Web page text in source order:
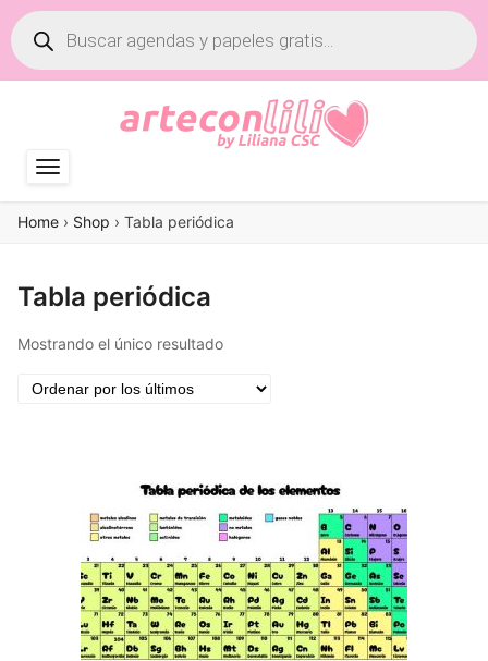
Búsqueda
de
productos
Home › Shop › Tabla periódica
Tabla periódica
Mostrando el único resultado